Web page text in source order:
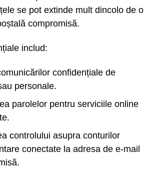
se pot extinde mult dincolo de o
compromisă.
includ:
confidențiale de
personale.
parolelor pentru serviciile online
controlului asupra conturilor
conectate la adresa de e-mail